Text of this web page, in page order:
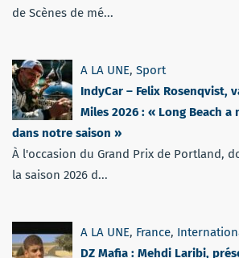
de Scènes de mé...
A LA UNE, Sport
IndyCar – Felix Rosenqvist,
Miles 2026 : « Long Beach
dans notre saison »
À l'occasion du Grand Prix de Portland,
la saison 2026 d...
A LA UNE, France,
DZ Mafia : Mehdi Laribi,